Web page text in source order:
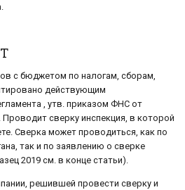
с бюджетом по налогам, сборам,
действующим
, утв. приказом ФНС от
сверку инспекция, в которой
Сверка может проводиться, как по
так и по заявлению о сверке
2019 см. в конце статьи).
решившей провести сверку и